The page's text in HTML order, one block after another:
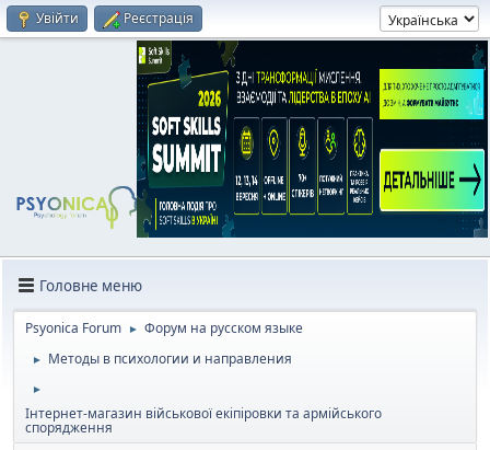
Увійти Реєстрація
Головне меню
Psyonica Forum ► Форум на русском языке
► Методы в психологии и направления
►
Інтернет-магазин військової екіпіровки та армійського
спорядження